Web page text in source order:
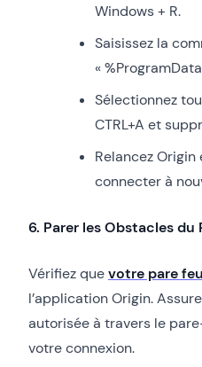
Windows + R.
Saisissez la
«
Sélectionnez
CTRL+A et
Relancez
connecter à
6. Parer les Obstacles du
Vérifiez quevotre pare feu
l’application Origin.
autorisée à travers le
votre connexion.